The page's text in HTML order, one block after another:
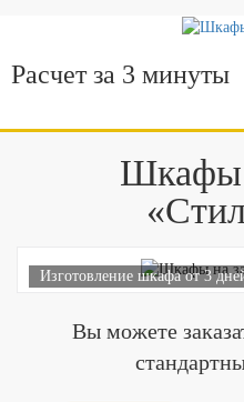
Расчет за 3 минуты
Шкафы
Изготовление шкафа от 3
Вы можете